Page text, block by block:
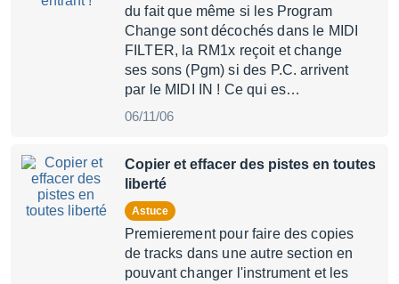
du fait que même si les Program
Change sont décochés dans le MIDI
FILTER, la RM1x reçoit et change
ses sons (Pgm) si des P.C. arrivent
par le MIDI IN ! Ce qui es…
06/11/06
Copier et effacer des pistes en toutes
liberté
Astuce
Premierement pour faire des copies
de tracks dans une autre section en
pouvant changer l'instrument et les